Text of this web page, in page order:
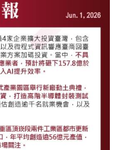
大雅塑膠舊廠
自用 謄本曝「無貸款」
市場情報📝 》